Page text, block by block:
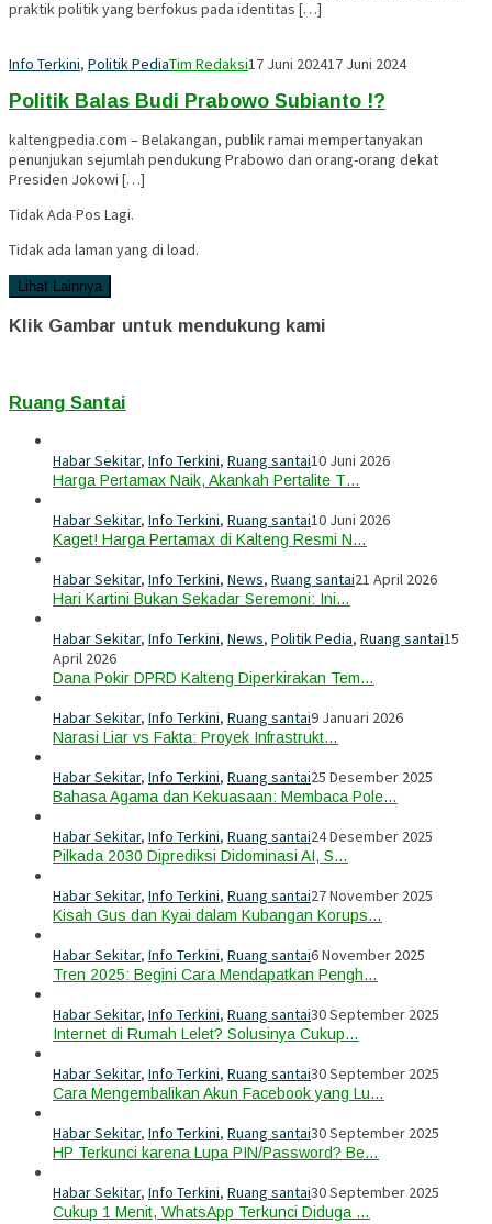
praktik politik yang berfokus pada identitas […]
Info Terkini, Politik PediaTim Redaksi17 Juni 202417 Juni 2024
Politik Balas Budi Prabowo Subianto !?
kaltengpedia.com – Belakangan, publik ramai mempertanyakan
penunjukan sejumlah pendukung Prabowo dan orang-orang dekat
Presiden Jokowi […]
Tidak Ada Pos Lagi.
Tidak ada laman yang di load.
Lihat Lainnya
Klik Gambar untuk mendukung kami
Ruang Santai
Habar Sekitar, Info Terkini, Ruang santai10 Juni 2026
Harga Pertamax Naik, Akankah Pertalite T…
Habar Sekitar, Info Terkini, Ruang santai10 Juni 2026
Kaget! Harga Pertamax di Kalteng Resmi N…
Habar Sekitar, Info Terkini, News, Ruang santai21 April 2026
Hari Kartini Bukan Sekadar Seremoni: Ini…
Habar Sekitar, Info Terkini, News, Politik Pedia, Ruang santai15
April 2026
Dana Pokir DPRD Kalteng Diperkirakan Tem…
Habar Sekitar, Info Terkini, Ruang santai9 Januari 2026
Narasi Liar vs Fakta: Proyek Infrastrukt…
Habar Sekitar, Info Terkini, Ruang santai25 Desember 2025
Bahasa Agama dan Kekuasaan: Membaca Pole…
Habar Sekitar, Info Terkini, Ruang santai24 Desember 2025
Pilkada 2030 Diprediksi Didominasi AI, S…
Habar Sekitar, Info Terkini, Ruang santai27 November 2025
Kisah Gus dan Kyai dalam Kubangan Korups…
Habar Sekitar, Info Terkini, Ruang santai6 November 2025
Tren 2025: Begini Cara Mendapatkan Pengh…
Habar Sekitar, Info Terkini, Ruang santai30 September 2025
Internet di Rumah Lelet? Solusinya Cukup…
Habar Sekitar, Info Terkini, Ruang santai30 September 2025
Cara Mengembalikan Akun Facebook yang Lu…
Habar Sekitar, Info Terkini, Ruang santai30 September 2025
HP Terkunci karena Lupa PIN/Password? Be…
Habar Sekitar, Info Terkini, Ruang santai30 September 2025
Cukup 1 Menit, WhatsApp Terkunci Diduga …